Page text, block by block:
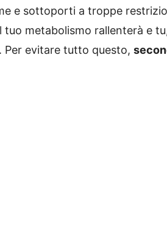
e sottoporti a troppe
metabolismo rallenterà e
Per evitare tutto questo,